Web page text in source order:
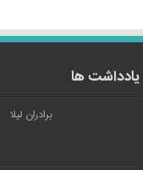
یادداشت ها
برادران لیلا